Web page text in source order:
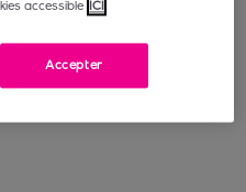
accessible ICI
Accepter